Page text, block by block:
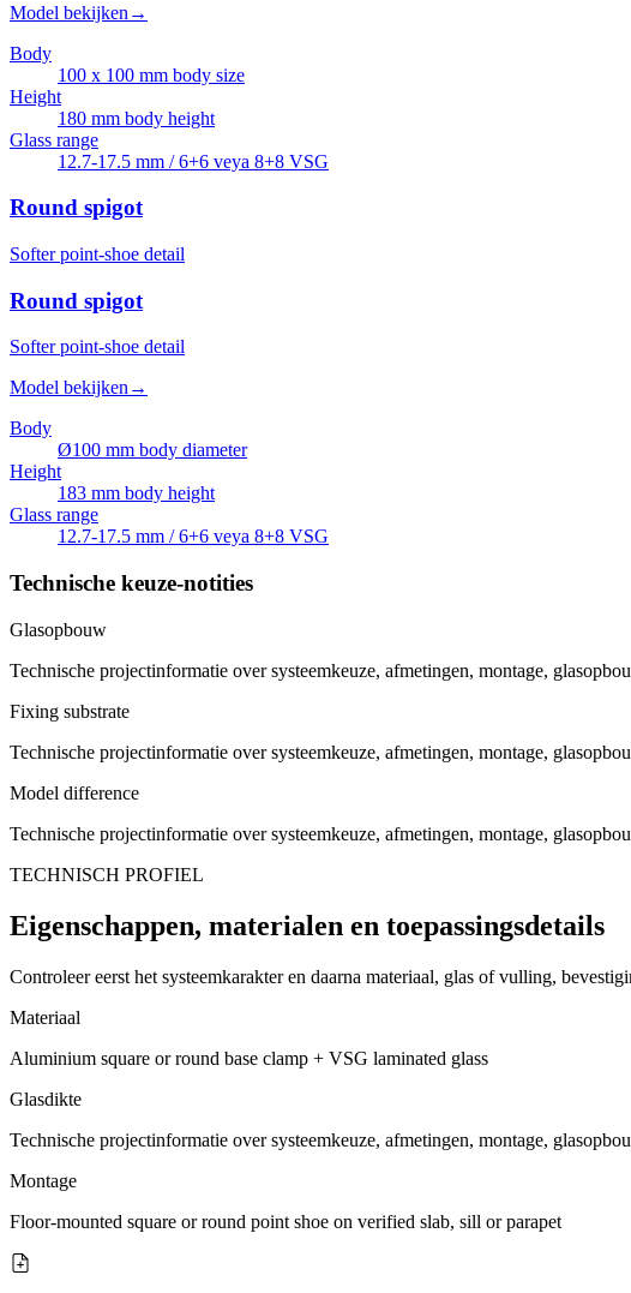
Model bekijken →
Body
100 x 100 mm body size
Height
180 mm body height
Glass range
12.7-17.5 mm / 6+6 veya 8+8 VSG
Round spigot
Softer point-shoe detail
Round spigot
Softer point-shoe detail
Model bekijken →
Body
Ø100 mm body diameter
Height
183 mm body height
Glass range
12.7-17.5 mm / 6+6 veya 8+8 VSG
Technische keuze-notities
Glasopbouw
Technische projectinformatie over systeemkeuze, afmetingen, montage,
Fixing substrate
Technische projectinformatie over systeemkeuze, afmetingen, montage,
Model difference
Technische projectinformatie over systeemkeuze, afmetingen, montage,
TECHNISCH PROFIEL
Eigenschappen, materialen en toepassingsdetails
Controleer eerst het systeemkarakter en daarna materiaal, glas of vulling,
Materiaal
Aluminium square or round base clamp + VSG laminated glass
Glasdikte
Technische projectinformatie over systeemkeuze, afmetingen, montage,
Montage
Floor-mounted square or round point shoe on verified slab, sill or parapet